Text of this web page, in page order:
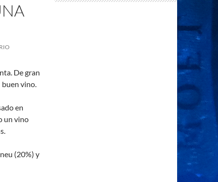
De gran
buen vino.
en
un vino
(20%) y